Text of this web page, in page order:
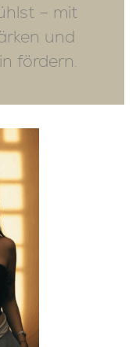
– mit
und
fördern.